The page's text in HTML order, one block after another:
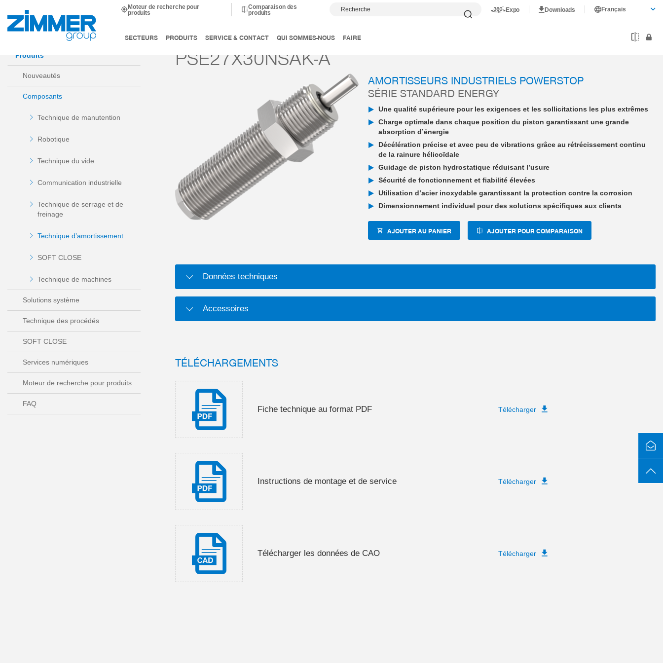
Moteur de recherche pour
produits
Comparaison des
produits
Recherche Expo Downloads Français
SECTEURS PRODUITS SERVICE & CONTACT QUI SOMMES-NOUS FAIRE
Démarrage Produits Composants Technique d’amortissement Amortisseur industriel PowerStop Standard Energy PSE27X30NSAK-A
Produits
Nouveautés
Composants
Technique de manutention
Robotique
Technique du vide
Communication industrielle
Technique de serrage et de
freinage
Technique d’amortissement
SOFT CLOSE
Technique de machines
Solutions système
Technique des procédés
SOFT CLOSE
Services numériques
Moteur de recherche pour produits
FAQ
PSE27X30NSAK-A
AMORTISSEURS INDUSTRIELS POWERSTOP
SÉRIE STANDARD ENERGY
Une qualité supérieure pour les exigences et les sollicitations les plus extrêmes
Charge optimale dans chaque position du piston garantissant une grande
absorption d’énergie
Décélération précise et avec peu de vibrations grâce au rétrécissement continu
de la rainure hélicoïdale
Guidage de piston hydrostatique réduisant l’usure
Sécurité de fonctionnement et fiabilité élevées
Utilisation d’acier inoxydable garantissant la protection contre la corrosion
Dimensionnement individuel pour des solutions spécifiques aux clients
AJOUTER AU PANIER AJOUTER POUR COMPARAISON
Données techniques
Accessoires
TÉLÉCHARGEMENTS
Fiche technique au format PDF Télécharger
Instructions de montage et de service Télécharger
Télécharger les données de CAO Télécharger